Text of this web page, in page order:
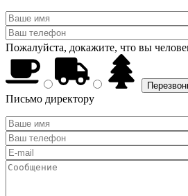
Пожалуйста, докажите, что вы
Письмо директору